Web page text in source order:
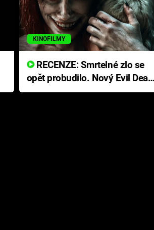
KINOFILMY
RECENZE: Smrtelné zlo se
opět probudilo. Nový Evil Dead
přichází s neodolatelnou